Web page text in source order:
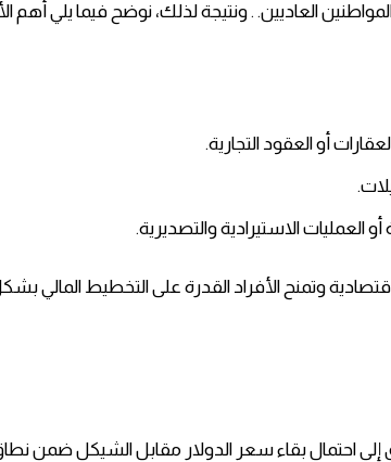
العاديين. . ونتيجة لذلك، نوضح فيما يلي أهم
أو العقود التجارية.
العمليات الاستيرادية والتصديرية.
وتمنح الأفراد القدرة على التخطيط المالي
إلى احتمال بقاء سعر الدولار مقابل الشيكل ضمن